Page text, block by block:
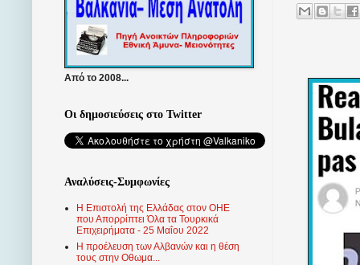
Από το 2008...
Οι δημοσιεύσεις στο Twitter
Αναλύσεις-Συμφωνίες
Η Επιστολή της Ελλάδας στον ΟΗΕ
που Απορρίπτει Όλα τα Τουρκικά
Επιχειρήματα - 25 Μαΐου 2022
Η προέλευση των Αλβανών και η θέση
τους στην Οθωμα...